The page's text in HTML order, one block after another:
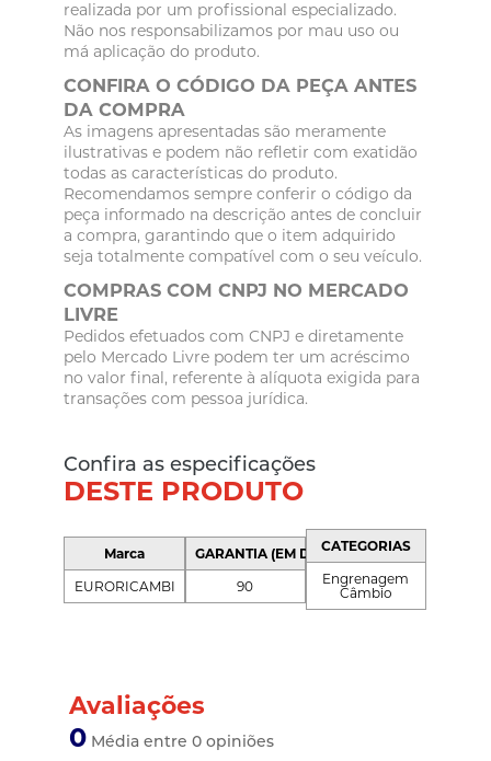
realizada por um profissional especializado.
Não nos responsabilizamos por mau uso ou
má aplicação do produto.
CONFIRA O CÓDIGO DA PEÇA ANTES
DA COMPRA
As imagens apresentadas são meramente
ilustrativas e podem não refletir com exatidão
todas as características do produto.
Recomendamos sempre conferir o código da
peça informado na descrição antes de concluir
a compra, garantindo que o item adquirido
seja totalmente compatível com o seu veículo.
COMPRAS COM CNPJ NO MERCADO
LIVRE
Pedidos efetuados com CNPJ e diretamente
pelo Mercado Livre podem ter um acréscimo
no valor final, referente à alíquota exigida para
transações com pessoa jurídica.
Confira as especificações
DESTE PRODUTO
Marca
EURORICAMBI
GARANTIA (EM DIAS)
90
CATEGORIAS
Engrenagem
Câmbio
Avaliações
0 Média entre 0 opiniões